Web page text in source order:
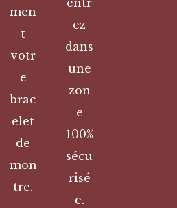
men
t
votr
e
brac
elet
de
mon
tre.
entr
ez
dans
une
zon
e
100%
sécu
risé
e.